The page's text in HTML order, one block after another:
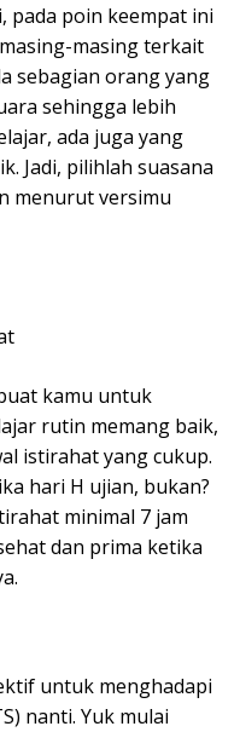
pada poin keempat ini
masing terkait
sebagian orang yang
sehingga lebih
ada juga yang
Jadi, pilihlah suasana
menurut versimu
kamu untuk
rutin memang baik,
istirahat yang cukup.
hari H ujian, bukan?
minimal 7 jam
dan prima ketika
untuk menghadapi
nanti. Yuk mulai